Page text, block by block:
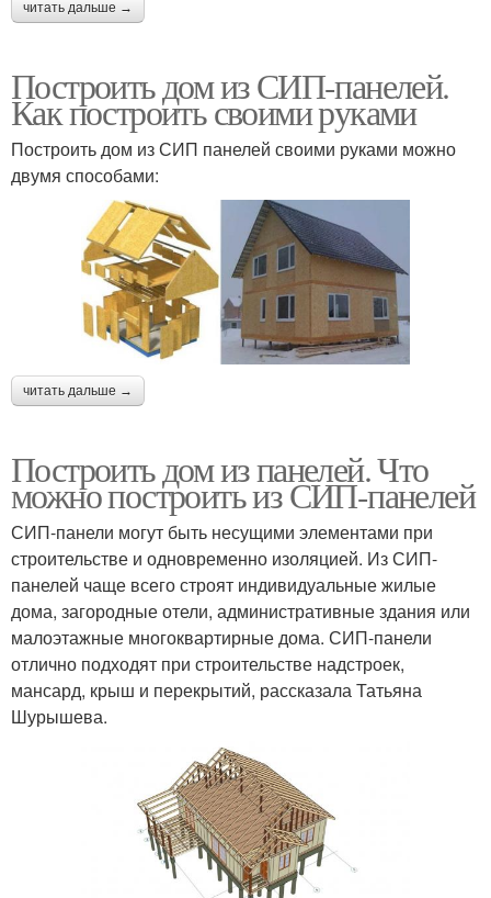
читать дальше →
Построить дом из СИП-панелей.
Как построить своими руками
Построить дом из СИП панелей своими руками можно
двумя способами:
читать дальше →
Построить дом из панелей. Что
можно построить из СИП-панелей
СИП-панели могут быть несущими элементами при
строительстве и одновременно изоляцией. Из СИП-
панелей чаще всего строят индивидуальные жилые
дома, загородные отели, административные здания или
малоэтажные многоквартирные дома. СИП-панели
отлично подходят при строительстве надстроек,
мансард, крыш и перекрытий, рассказала Татьяна
Шурышева.